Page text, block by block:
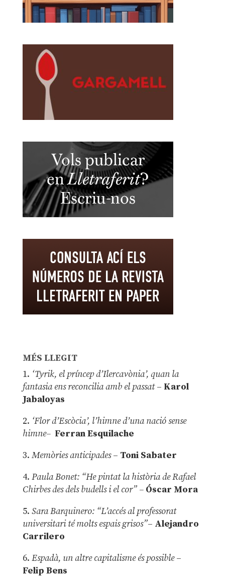
MÉS LLEGIT
1. ‘Tyrik, el príncep d’Ilercavònia’, quan la
fantasia ens reconcilia amb el passat– Karol
Jabaloyas
2. ‘Flor d’Escòcia’, l’himne d’una nació sense
himne– Ferran Esquilache
3. Memòries anticipades– Toni Sabater
4. Paula Bonet: “He pintat la història de Rafael
Chirbes des dels budells i el cor” –Óscar Mora
5. Sara Barquinero: “L’accés al professorat
universitari té molts espais grisos”– Alejandro
Carrilero
6. Espadà, un altre capitalisme és possible –
Felip Bens